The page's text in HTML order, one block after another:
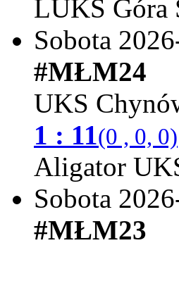
LUKS Góra
Sobota
#MŁM24
UKS
1 : 11(0 , 0, 0)
Aligator
Sobota
#MŁM23